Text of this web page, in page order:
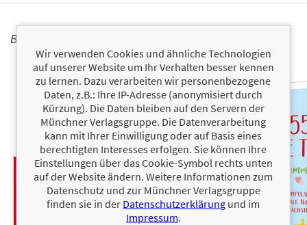
BÜCHER
Wir verwenden Cookies und ähnliche Technologien
auf unserer Website um Ihr Verhalten besser kennen
zu lernen. Dazu verarbeiten wir personenbezogene
Daten, z.B.: Ihre IP-Adresse (anonymisiert durch
Kürzung). Die Daten bleiben auf den Servern der
Münchner Verlagsgruppe. Die Datenverarbeitung
kann mit Ihrer Einwilligung oder auf Basis eines
berechtigten Interesses erfolgen. Sie können Ihre
Einstellungen über das Cookie-Symbol rechts unten
auf der Website ändern. Weitere Informationen zum
Datenschutz und zur Münchner Verlagsgruppe
finden sie in der Datenschutzerklärung und im
Impressum.